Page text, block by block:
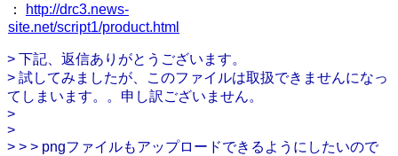
：
http://drc3.news-
site.net/script1/product.html
> 下記、返信ありがとうございます。
> 試してみましたが、このファイルは取扱できませんになっ
てしまいます。。申し訳ございません。
>
>
> > > pngファイルもアップロードできるようにしたいので